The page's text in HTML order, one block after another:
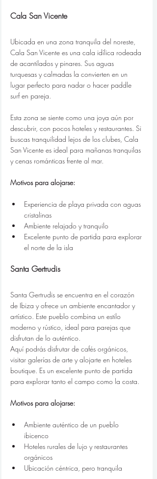
Cala San Vicente
Ubicada en una zona tranquila del noreste,
Cala San Vicente es una cala idílica rodeada
de acantilados y pinares. Sus aguas
turquesas y calmadas la convierten en un
lugar perfecto para nadar o hacer paddle
surf en pareja.
Esta zona se siente como una joya aún por
descubrir, con pocos hoteles y restaurantes. Si
buscas tranquilidad lejos de los clubes, Cala
San Vicente es ideal para mañanas tranquilas
y cenas románticas frente al mar.
Motivos para alojarse:
Experiencia de playa privada con aguas
cristalinas
Ambiente relajado y tranquilo
Excelente punto de partida para explorar
el norte de la isla
Santa Gertrudis
Santa Gertrudis se encuentra en el corazón
de Ibiza y ofrece un ambiente encantador y
artístico. Este pueblo combina un estilo
moderno y rústico, ideal para parejas que
disfrutan de lo auténtico.
Aquí podrás disfrutar de cafés orgánicos,
visitar galerías de arte y alojarte en hoteles
boutique. Es un excelente punto de partida
para explorar tanto el campo como la costa.
Motivos para alojarse:
Ambiente auténtico de un pueblo
ibicenco
Hoteles rurales de lujo y restaurantes
orgánicos
Ubicación céntrica, pero tranquila